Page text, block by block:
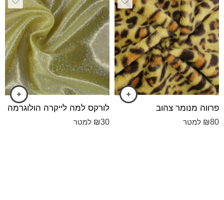
פרווה מנומר צהוב
₪80 למטר
לורקס למה לייקרה הולוגרמה
₪30 למטר